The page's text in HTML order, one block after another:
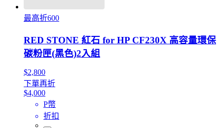
最高折600
RED STONE 紅石 for HP CF230X 高容量環保
碳粉匣(黑色)2入組
$2,800
下單再折
$4,000
P幣
折扣